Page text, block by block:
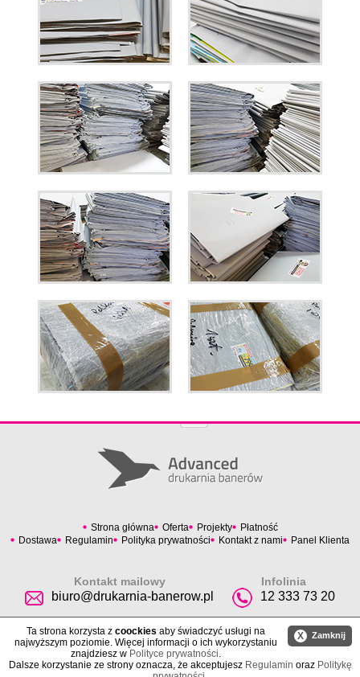
Strona główna Oferta Projekty
Płatność
Dostawa
Regulamin Polityka prywatności Kontakt z nami Panel Klienta
Kontakt mailowy
biuro@drukarnia-banerow.pl
Infolinia
12 333 73 20
X Zamknij
Ta strona korzysta z coockies aby świadczyć usługi na
najwyższym poziomie. Więcej informacji o ich wykorzystaniu
znajdziesz w Polityce prywatności.
Dalsze korzystanie ze strony oznacza, że akceptujesz Regulamin oraz Politykę